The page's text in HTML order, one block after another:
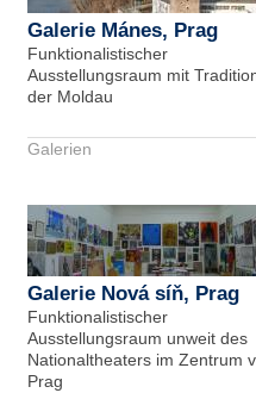
Galerie Mánes, Prag
Funktionalistischer
Ausstellungsraum mit
der Moldau
Galerien
Galerie Nová síň, Prag
Funktionalistischer
Ausstellungsraum unweit des
Nationaltheaters im Zentrum
Prag